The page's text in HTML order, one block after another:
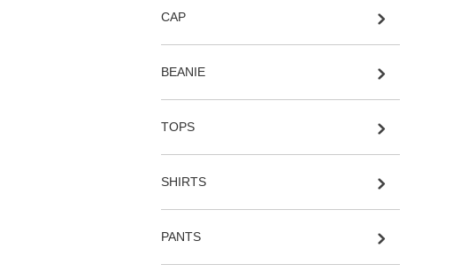
CAP
BEANIE
TOPS
SHIRTS
PANTS